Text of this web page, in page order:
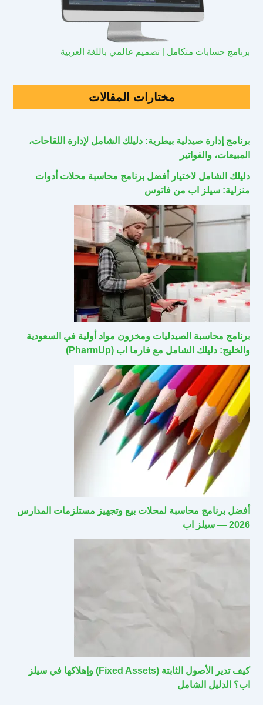
برنامج حسابات متكامل | تصميم عالمي باللغة العربية
مختارات المقالات
برنامج إدارة صيدلية بيطرية: دليلك الشامل لإدارة اللقاحات،
المبيعات، والفواتير
دليلك الشامل لاختيار أفضل برنامج محاسبة محلات أدوات
منزلية: سيلز اب من فاتوس
برنامج محاسبة الصيدليات ومخزون مواد أولية في السعودية
والخليج: دليلك الشامل مع فارما اب (PharmUp)
أفضل برنامج محاسبة لمحلات بيع وتجهيز مستلزمات المدارس
2026 — سيلز اب
كيف تدير الأصول الثابتة (Fixed Assets) وإهلاكها في سيلز
اب؟ الدليل الشامل